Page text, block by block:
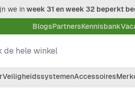
we in week 31 en week 32 beperkt
BlogsPartnersKennisbank
de hele winkel
VeiligheidssystemenAccessoires